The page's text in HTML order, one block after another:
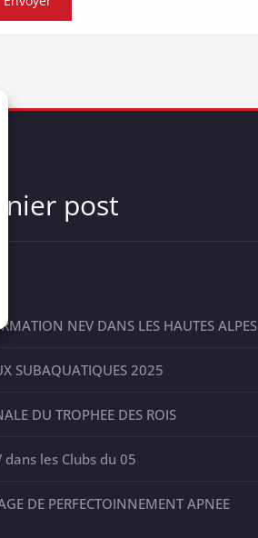
post
NEV DANS LES HAUTES ALPES
SUBAQUATIQUES 2025
DU TROPHEE DES ROIS
dans les Clubs du 05
DE PERFECTOINNEMENT APNEE